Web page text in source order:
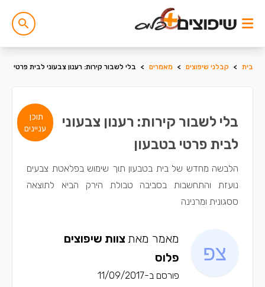
בית > קבלני שיפוצים > מאמרים > בלי לשבור קירות: רענון צבעוני לבית פרטי
תוכן
עניינים
בלי לשבור קירות: רענון צבעוני
לבית פרטי בטבעון
הלבשה מחדש של בית בטבעון תוך שימוש בפלאטת צבעים
נועזת והתחשבות בסביבה טבולת הירק הביא לתוצאה
ססגונית ומרנינה
מאמר מאת צוות שיפוצים
פלוס
פורסם ב-11/09/2017